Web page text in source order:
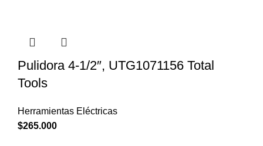
Pulidora 4-1/2″, UTG1071156 Total
Tools
Herramientas Eléctricas
$265.000